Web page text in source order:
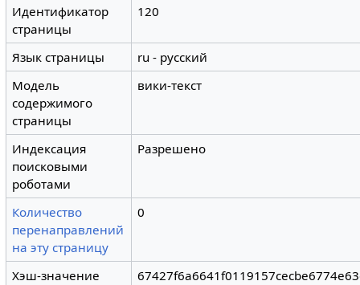
Идентификатор
страницы
120
Язык страницы
ru - русский
Модель
содержимого
страницы
вики-текст
Индексация
поисковыми
роботами
Разрешено
Количество
перенаправлений
на эту страницу
0
Хэш-значение